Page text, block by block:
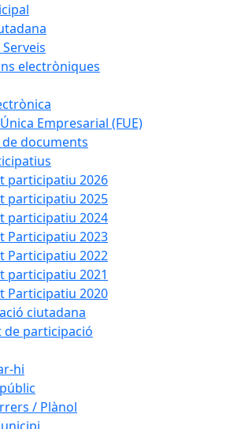
electròniques
Empresarial (FUE)
documents
participatiu 2026
participatiu 2025
participatiu 2024
Participatiu 2023
Participatiu 2022
participatiu 2021
Participatiu 2020
ciutadana
de participació
hi
/ Plànol